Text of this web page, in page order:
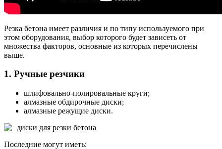
Резка бетона имеет различия и по типу используемого при
этом оборудования, выбор которого будет зависеть от
множества факторов, основные из которых перечислены
выше.
1. Ручные резчики
шлифовально-полировальные круги;
алмазные обдирочные диски;
алмазные режущие диски.
диски для резки бетона
Последние могут иметь: